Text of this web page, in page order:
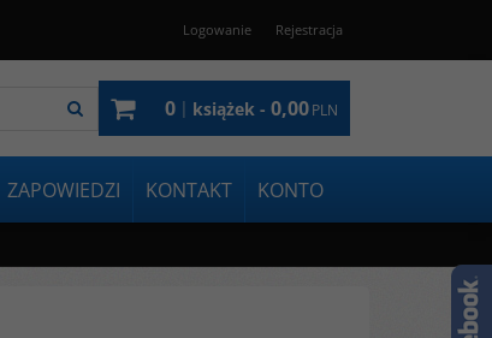
Logowanie Rejestracja
0 | książek - 0,00PLN
ZAPOWIEDZI KONTAKT KONTO